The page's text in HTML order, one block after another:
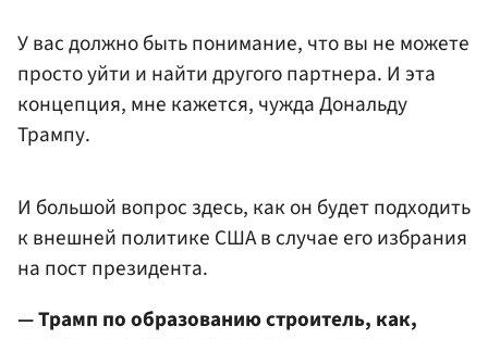
У вас должно быть понимание, что вы не можете
просто уйти и найти другого партнера. И эта
концепция, мне кажется, чужда Дональду
Трампу.
И большой вопрос здесь, как он будет подходить
к внешней политике США в случае его избрания
на пост президента.
— Трамп по образованию строитель, как,